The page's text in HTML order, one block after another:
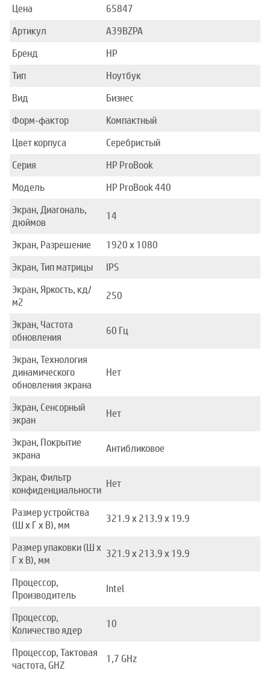
Цена
65847
Артикул
A39BZPA
Бренд
HP
Тип
Ноутбук
Вид
Бизнес
Форм-фактор
Компактный
Цвет корпуса
Серебристый
Серия
HP ProBook
Модель
HP ProBook 440
Экран, Диагональ,
дюймов
14
Экран, Разрешение
1920 x 1080
Экран, Тип матрицы
IPS
Экран, Яркость, кд/
м2
250
Экран, Частота
обновления
60 Гц
Экран, Технология
динамического
обновления экрана
Нет
Экран, Сенсорный
экран
Нет
Экран, Покрытие
экрана
Антибликовое
Экран, Фильтр
конфиденциальности
Нет
Размер устройства
(Ш x Г x В), мм
321.9 x 213.9 x 19.9
Размер упаковки (Ш x
Г x В), мм
321.9 x 213.9 x 19.9
Процессор,
Производитель
Intel
Процессор,
Количество ядер
10
Процессор, Тактовая
частота, GHZ
1,7 GHz